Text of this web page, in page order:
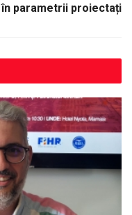
în parametrii proiectați